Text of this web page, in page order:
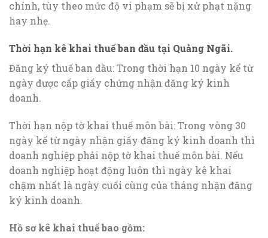
chính, tùy theo mức độ vi phạm sẽ bị xử phạt nặng
hay nhẹ.
Thời hạn kê khai thuế ban đầu tại Quảng Ngãi.
Đăng ký thuế ban đầu: Trong thời hạn 10 ngày kể từ
ngày được cấp giấy chứng nhận đăng ký kinh
doanh.
Thời hạn nộp tờ khai thuế môn bài: Trong vòng 30
ngày kể từ ngày nhận giấy đăng ký kinh doanh thì
doanh nghiệp phải nộp tờ khai thuế môn bài. Nếu
doanh nghiệp hoạt động luôn thì ngày kê khai
chậm nhất là ngày cuối cùng của tháng nhận đăng
ký kinh doanh.
Hồ sơ kê khai thuế bao gồm: